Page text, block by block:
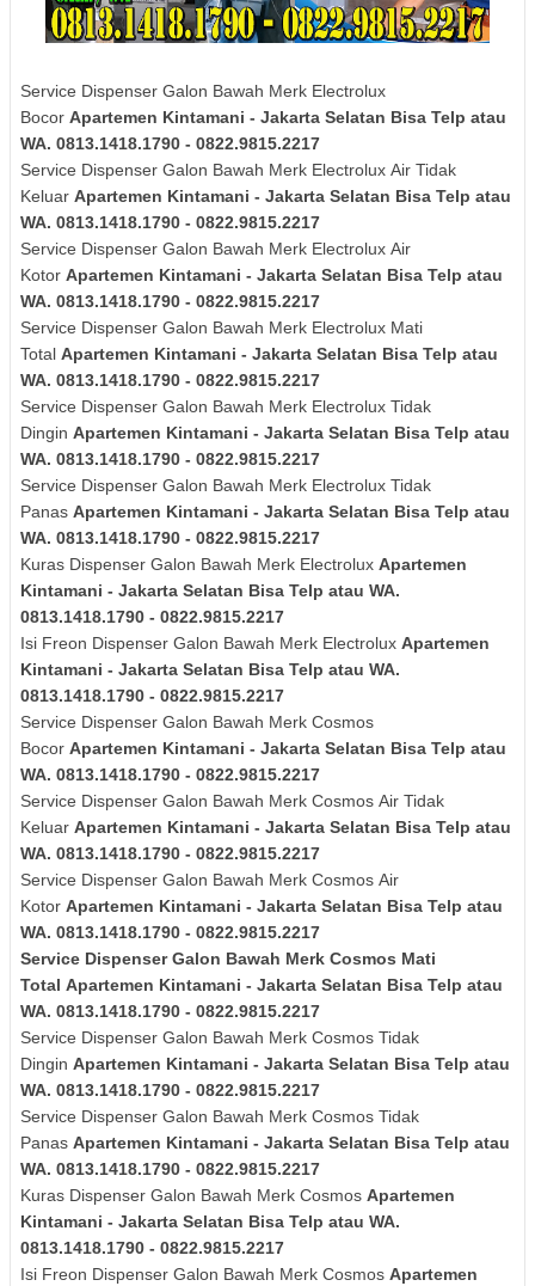
Service Dispenser Galon Bawah Merk Electrolux
Bocor Apartemen Kintamani - Jakarta Selatan Bisa Telp atau
WA. 0813.1418.1790 - 0822.9815.2217
Service Dispenser Galon Bawah Merk Electrolux Air Tidak
Keluar Apartemen Kintamani - Jakarta Selatan Bisa Telp atau
WA. 0813.1418.1790 - 0822.9815.2217
Service Dispenser Galon Bawah Merk Electrolux Air
Kotor Apartemen Kintamani - Jakarta Selatan Bisa Telp atau
WA. 0813.1418.1790 - 0822.9815.2217
Service Dispenser Galon Bawah Merk Electrolux Mati
Total Apartemen Kintamani - Jakarta Selatan Bisa Telp atau
WA. 0813.1418.1790 - 0822.9815.2217
Service Dispenser Galon Bawah Merk Electrolux Tidak
Dingin Apartemen Kintamani - Jakarta Selatan Bisa Telp atau
WA. 0813.1418.1790 - 0822.9815.2217
Service Dispenser Galon Bawah Merk Electrolux Tidak
Panas Apartemen Kintamani - Jakarta Selatan Bisa Telp atau
WA. 0813.1418.1790 - 0822.9815.2217
Kuras Dispenser Galon Bawah Merk Electrolux Apartemen
Kintamani - Jakarta Selatan Bisa Telp atau WA.
0813.1418.1790 - 0822.9815.2217
Isi Freon Dispenser Galon Bawah Merk Electrolux Apartemen
Kintamani - Jakarta Selatan Bisa Telp atau WA.
0813.1418.1790 - 0822.9815.2217
Service Dispenser Galon Bawah Merk Cosmos
Bocor Apartemen Kintamani - Jakarta Selatan Bisa Telp atau
WA. 0813.1418.1790 - 0822.9815.2217
Service Dispenser Galon Bawah Merk Cosmos Air Tidak
Keluar Apartemen Kintamani - Jakarta Selatan Bisa Telp atau
WA. 0813.1418.1790 - 0822.9815.2217
Service Dispenser Galon Bawah Merk Cosmos Air
Kotor Apartemen Kintamani - Jakarta Selatan Bisa Telp atau
WA. 0813.1418.1790 - 0822.9815.2217
Service Dispenser Galon Bawah Merk Cosmos Mati
Total Apartemen Kintamani - Jakarta Selatan Bisa Telp atau
WA. 0813.1418.1790 - 0822.9815.2217
Service Dispenser Galon Bawah Merk Cosmos Tidak
Dingin Apartemen Kintamani - Jakarta Selatan Bisa Telp atau
WA. 0813.1418.1790 - 0822.9815.2217
Service Dispenser Galon Bawah Merk Cosmos Tidak
Panas Apartemen Kintamani - Jakarta Selatan Bisa Telp atau
WA. 0813.1418.1790 - 0822.9815.2217
Kuras Dispenser Galon Bawah Merk Cosmos Apartemen
Kintamani - Jakarta Selatan Bisa Telp atau WA.
0813.1418.1790 - 0822.9815.2217
Isi Freon Dispenser Galon Bawah Merk Cosmos Apartemen